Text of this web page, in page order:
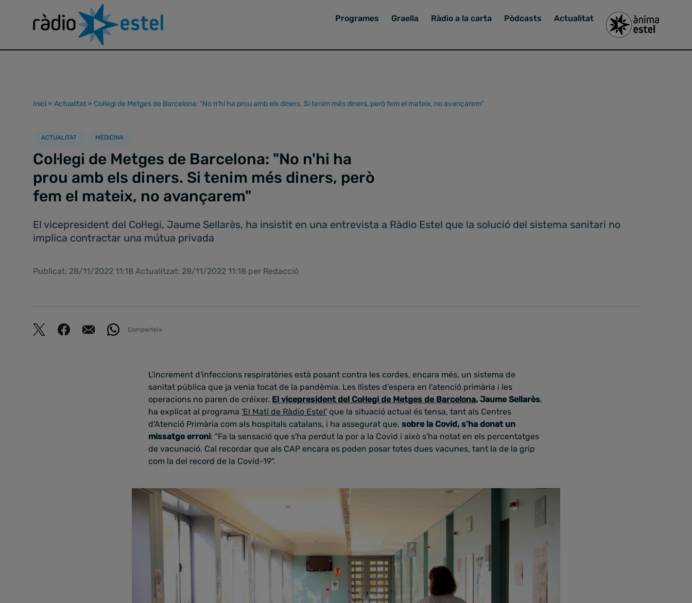
Programes Graella Ràdio a la carta Pòdcasts Actualitat
Inici » Actualitat » Col·legi de Metges de Barcelona: "No n'hi ha prou amb els diners. Si tenim més diners, però fem el mateix, no avançarem"
ACTUALITAT MEDICINA
Col·legi de Metges de Barcelona: "No n'hi ha
prou amb els diners. Si tenim més diners, però
fem el mateix, no avançarem"
El vicepresident del Col·legi, Jaume Sellarès, ha insistit en una entrevista a Ràdio Estel que la solució del sistema sanitari no
implica contractar una mútua privada
Publicat: 28/11/2022 11:18 Actualitzat: 28/11/2022 11:18 per Redacció
Comparteix
L'increment d'infeccions respiratòries està posant contra les cordes, encara més, un sistema de
sanitat pública que ja venia tocat de la pandèmia. Les llistes d'espera en l'atenció primària i les
operacions no paren de créixer. El vicepresident del Col·legi de Metges de Barcelona, Jaume Sellarès,
ha explicat al programa 'El Matí de Ràdio Estel' que la situació actual és tensa, tant als Centres
d'Atenció Primària com als hospitals catalans, i ha assegurat que, sobre la Covid, s'ha donat un
missatge erroni: "Fa la sensació que s'ha perdut la por a la Covid i això s'ha notat en els percentatges
de vacunació. Cal recordar que als CAP encara es poden posar totes dues vacunes, tant la de la grip
com la del record de la Covid-19".